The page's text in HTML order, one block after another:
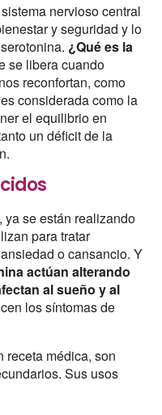
nervioso central
y seguridad y lo
¿Qué es la
se libera cuando
reconfortan, como
considerada como la
el equilibrio en
un déficit de la
se están realizando
para tratar
o cansancio. Y
actúan alterando
al sueño y al
los síntomas de
receta médica, son
Sus usos